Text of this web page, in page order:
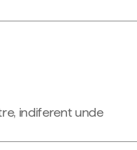
indiferent unde